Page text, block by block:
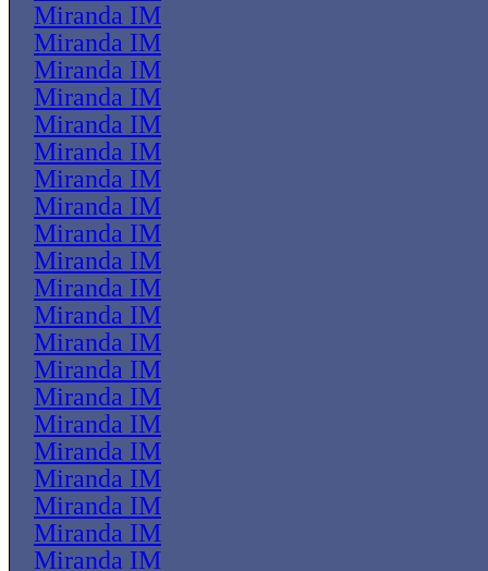
Miranda IM
Miranda IM
Miranda IM
Miranda IM
Miranda IM
Miranda IM
Miranda IM
Miranda IM
Miranda IM
Miranda IM
Miranda IM
Miranda IM
Miranda IM
Miranda IM
Miranda IM
Miranda IM
Miranda IM
Miranda IM
Miranda IM
Miranda IM
Miranda IM